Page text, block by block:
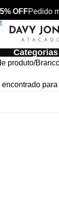
OFFPedido
Categorias
produto